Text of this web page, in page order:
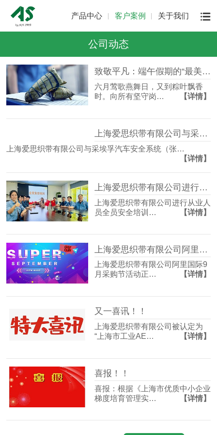
产品中心 客户案例 关于我们
公司动态
致敬平凡：端午假期的“最美坚守者”
六月莺歌燕舞日，又到粽叶飘香
时。向所有坚守岗…
【详情】
上海爱思织带有限公司与采埃孚汽车安全系统（张家港）有限公司签署合作意向书
上海爱思织带有限公司与采埃孚汽车安全系统（张…
【详情】
上海爱思织带有限公司进行从业人员全员安全培训
上海爱思织带有限公司进行从业人
员全员安全培训…
【详情】
上海爱思织带有限公司阿里国际9月采购节活动正式鸣枪开启
上海爱思织带有限公司阿里国际9
月采购节活动正…
【详情】
又一喜讯！！
上海爱思织带有限公司被认定为
“上海市工业AE…
【详情】
喜报！！
喜报：根据《上海市优质中小企业
梯度培育管理实…
【详情】